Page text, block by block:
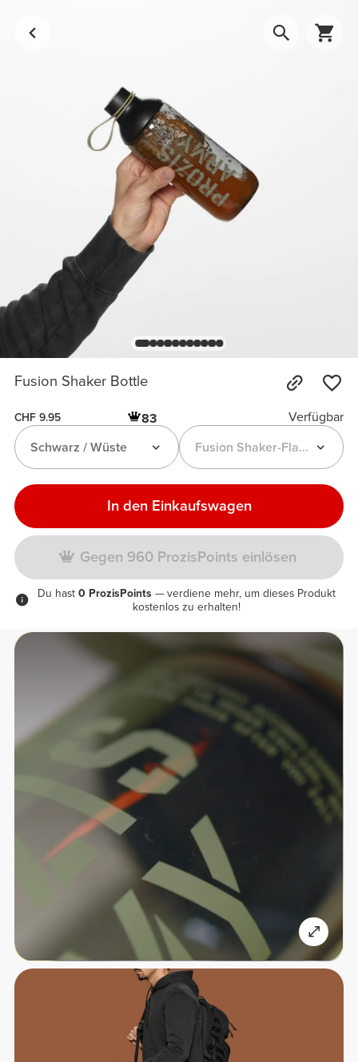
Fusion Shaker Bottle
CHF 9.95 83
Verfügbar
Fusion Shaker-Flasche
Schwarz / Wüste
In den Einkaufswagen
Gegen 960 ProzisPoints einlösen
Du hast 0 ProzisPoints — verdiene mehr, um dieses Produkt
kostenlos zu erhalten!